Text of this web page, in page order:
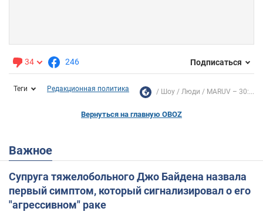
34 246 Подписаться
Теги Редакционная политика Шоу Люди MARUV – 30:...
Вернуться на главную OBOZ
Важное
Супруга тяжелобольного Джо Байдена назвала
первый симптом, который сигнализировал о его
"агрессивном" раке